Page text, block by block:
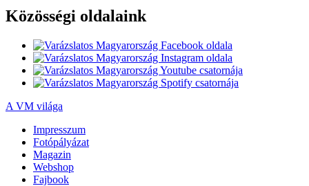
Közösségi oldalaink
A VM világa
Impresszum
Fotópályázat
Magazin
Webshop
Fajbook